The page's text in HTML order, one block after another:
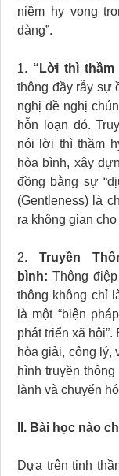
niềm hy vọng
dàng”.
1. “Lời thì thầm
thông đầy rẫy sự
nghị đề nghị
hỗn loạn đó.
nói lời thì thầm
hòa bình, xây
đồng bằng sự
(Gentleness) là
ra không gian
2. Truyền
bình: Thông
thông không chỉ
là một “biện
phát triển xã
hòa giải, công lý,
hình truyền
lành và chuyển
II. Bài học nào
Dựa trên tinh